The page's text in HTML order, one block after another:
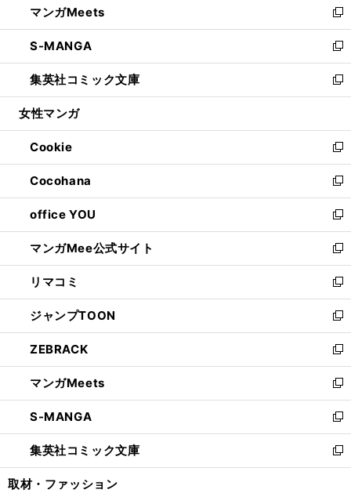
く
で
開
く
ド
ウ
で
開
く
ィ
ン
ド
ウ
で
開
い
ウ
ィ
ン
ド
ウ
開
く
マンガMeets
新
し
い
ウ
ィ
ン
ウ
で
開
く
S-MANGA
新
し
い
ウ
ン
ド
ウ
で
開
く
集英社コミック文庫
新
し
ウ
ィ
ン
ド
ウ
で
開
く
女性マンガ
Cookie
新
し
い
ウ
ィ
ン
ド
ウ
で
開
く
Cocohana
新
し
い
ウ
ィ
ン
ド
ウ
で
開
く
office YOU
新
し
い
ウ
ィ
ン
ド
ウ
で
開
く
マンガMee公式サイト
新
し
い
ウ
ィ
ン
ド
ウ
で
開
く
リマコミ
新
し
い
ウ
ィ
ン
ド
ウ
で
開
く
ジャンプTOON
新
し
い
ウ
ィ
ン
ド
ウ
で
開
ZEBRACK
新
し
い
ウ
ィ
ン
ド
ウ
マンガMeets
新
し
い
ウ
ィ
ン
S-MANGA
新
し
い
ウ
集英社コミック文庫
新
し
取材・ファッション